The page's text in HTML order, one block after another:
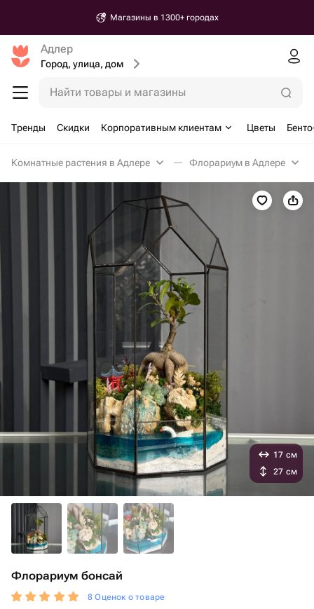
Магазины в 1300+ городах
Адлер
Город, улица, дом
Найти товары и магазины
Тренды Скидки Корпоративным клиентам Цветы
Комнатные растения в Адлере Флорариум в Адлере
Флорариум бонсай
8 Оценок о товаре
17 см
27 см